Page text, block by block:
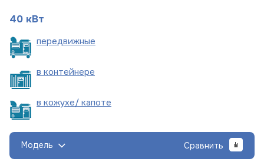
40 кВт
передвижные
в контейнере
в кожухе/ капоте
Модель Сравнить